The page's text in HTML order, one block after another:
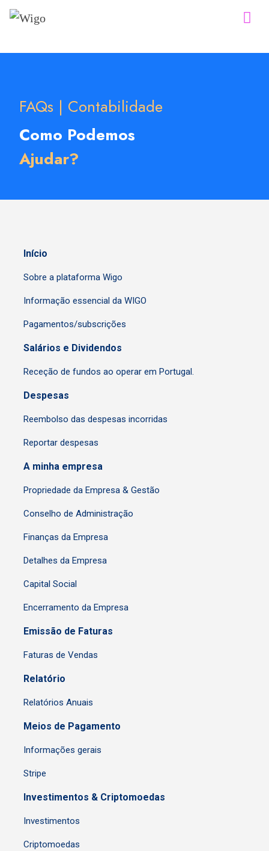
FAQs | Contabilidade
Como Podemos
Ajudar?
Início
Sobre a plataforma Wigo
Informação essencial da WIGO
Pagamentos/subscrições
Salários e Dividendos
Receção de fundos ao operar em Portugal.
Despesas
Reembolso das despesas incorridas
Reportar despesas
A minha empresa
Propriedade da Empresa & Gestão
Conselho de Administração
Finanças da Empresa
Detalhes da Empresa
Capital Social
Encerramento da Empresa
Emissão de Faturas
Faturas de Vendas
Relatório
Relatórios Anuais
Meios de Pagamento
Informações gerais
Stripe
Investimentos & Criptomoedas
Investimentos
Criptomoedas